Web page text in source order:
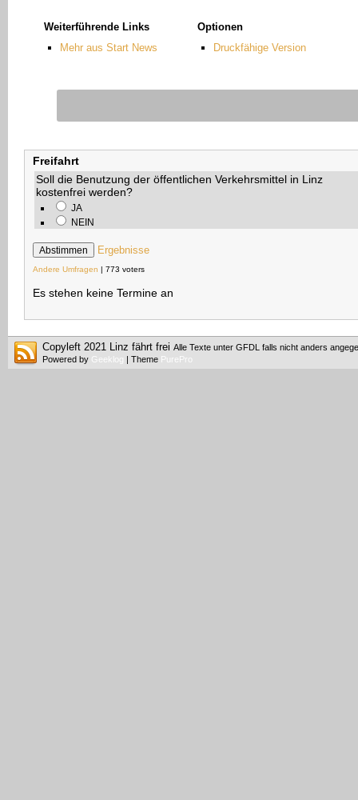
Weiterführende Links
Mehr aus Start News
Optionen
Druckfähige Version
Freifahrt
Soll die Benutzung der öffentlichen Verkehrsmittel in Linz
kostenfrei werden?
JA
NEIN
Ergebnisse
Andere Umfragen | 773 voters
Es stehen keine Termine an
Copyleft 2021 Linz fährt frei Alle Texte unter GFDL falls nicht anders
Powered by Geeklog | Theme PurePro